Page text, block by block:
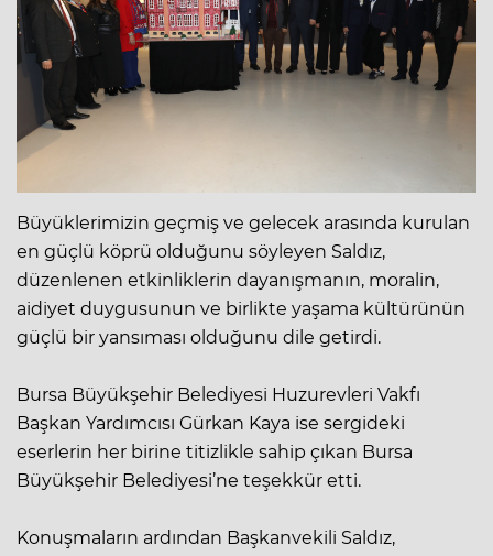
Büyüklerimizin geçmiş ve gelecek arasında kurulan
en güçlü köprü olduğunu söyleyen Saldız,
düzenlenen etkinliklerin dayanışmanın, moralin,
aidiyet duygusunun ve birlikte yaşama kültürünün
güçlü bir yansıması olduğunu dile getirdi.
Bursa Büyükşehir Belediyesi Huzurevleri Vakfı
Başkan Yardımcısı Gürkan Kaya ise sergideki
eserlerin her birine titizlikle sahip çıkan Bursa
Büyükşehir Belediyesi’ne teşekkür etti.
Konuşmaların ardından Başkanvekili Saldız,